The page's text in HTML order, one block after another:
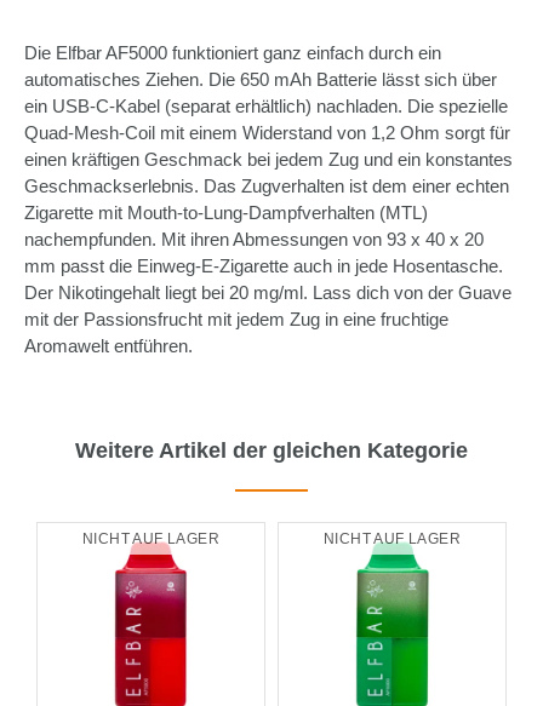
Die Elfbar AF5000 funktioniert ganz einfach durch ein
automatisches Ziehen. Die 650 mAh Batterie lässt sich über
ein USB-C-Kabel (separat erhältlich) nachladen. Die spezielle
Quad-Mesh-Coil mit einem Widerstand von 1,2 Ohm sorgt für
einen kräftigen Geschmack bei jedem Zug und ein konstantes
Geschmackserlebnis. Das Zugverhalten ist dem einer echten
Zigarette mit Mouth-to-Lung-Dampfverhalten (MTL)
nachempfunden. Mit ihren Abmessungen von 93 x 40 x 20
mm passt die Einweg-E-Zigarette auch in jede Hosentasche.
Der Nikotingehalt liegt bei 20 mg/ml. Lass dich von der Guave
mit der Passionsfrucht mit jedem Zug in eine fruchtige
Aromawelt entführen.
Weitere Artikel der gleichen Kategorie
NICHT AUF LAGER NICHT AUF LAGER